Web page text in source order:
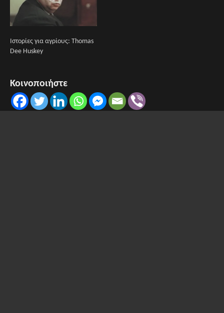
Ιστορίες για αγρίους: Thomas
Dee Huskey
Κοινοποιήστε